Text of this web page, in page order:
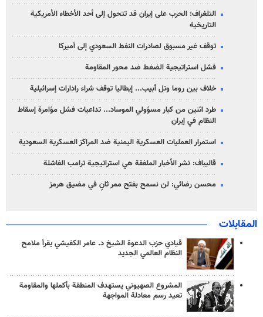
التلغراف: الحرب على إيران قد تتحول إلى أحد الأخطاء الأمريكية
التاريخية
توقف غير مسبوق لصادرات النفط السعودي إلى أميركا
فشل استراتيجية الضغط ضد محور المقاومة
خلاف بين روما وتل أبيب... إيطاليا توقف شراء رادارات إسرائيلية
طرد اثنين من كبار مسؤولي الموساد... تداعيات فشل مؤامرة إسقاط
النظام في إيران
استمرار العمليات العسكرية اليمنية ضد المراكز العسكرية السعودية
قاليباف: نشر الأخبار الملفقة هي استراتيجية ترامب الفاشلة
محسن رضائي: لن نسمح بفتح ممر ثانٍ في مضيق هرمز
المقابلات
قيادي حزب الدعوة الشيخ د. عامر الكفيشي يقرأ ملامح
النظام العالمي الجديد
المشروع الصهيوني يستهدف المنطقة بأكملها والمقاومة
تعيد رسم معادلة المواجهة